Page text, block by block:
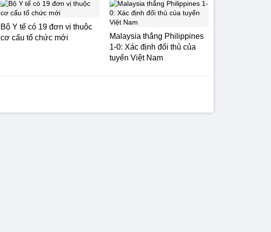
Bộ Y tế có 19 đơn vị thuộc
cơ cấu tổ chức mới
Malaysia thắng Philippines
1-0: Xác định đối thủ của
tuyển Việt Nam